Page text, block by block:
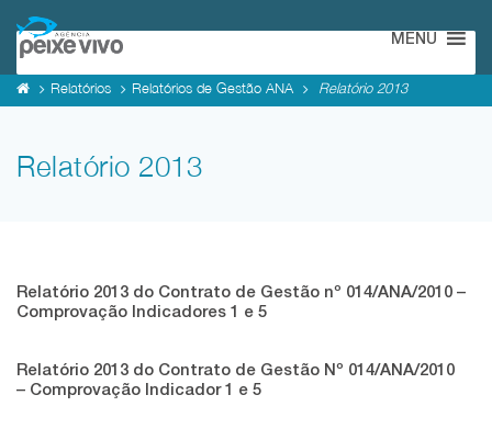
MENU
Relatórios Relatórios de Gestão ANA Relatório 2013
Relatório 2013
Relatório 2013 do Contrato de Gestão nº 014/ANA/2010 –
Comprovação Indicadores 1 e 5
Relatório 2013 do Contrato de Gestão Nº 014/ANA/2010
– Comprovação Indicador 1 e 5